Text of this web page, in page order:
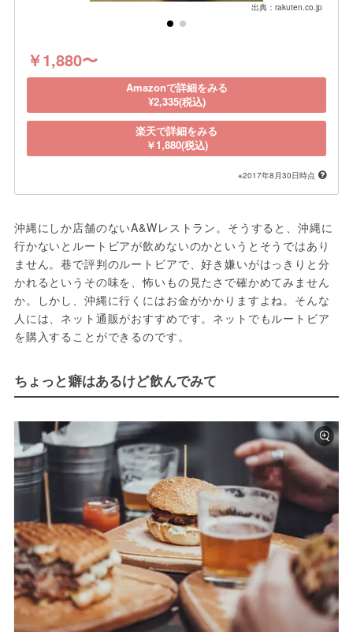
出典：rakuten.co.jp
￥1,880〜
Amazonで詳細をみる
¥2,335(税込)
楽天で詳細をみる
￥1,880(税込)
※2017年8月30日時点
沖縄にしか店舗のないA&Wレストラン。そうすると、沖縄に
行かないとルートビアが飲めないのかというとそうではあり
ません。巷で評判のルートビアで、好き嫌いがはっきりと分
かれるというその味を、怖いもの見たさで確かめてみません
か。しかし、沖縄に行くにはお金がかかりますよね。そんな
人には、ネット通販がおすすめです。ネットでもルートビア
ちょっと癖はあるけど飲んでみて